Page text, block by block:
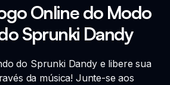
Online do Modo
Sprunki Dandy
do Sprunki Dandy e libere sua
da música! Junte-se aos